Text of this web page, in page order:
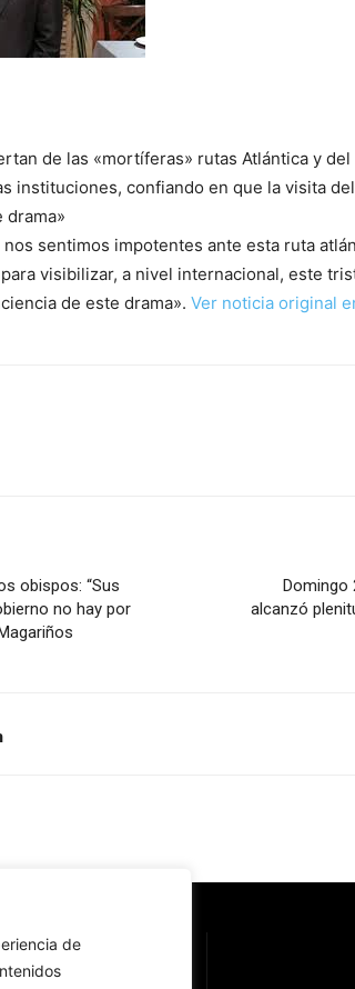
de
de las «mortíferas» rutas Atlántica y del
instituciones, confiando en que la visita
drama»
nos sentimos impotentes ante esta ruta
visibilizar, a nivel internacional, este
de este drama». Ver noticia original
obispos: “Sus
no hay por
Domingo
alcanzó